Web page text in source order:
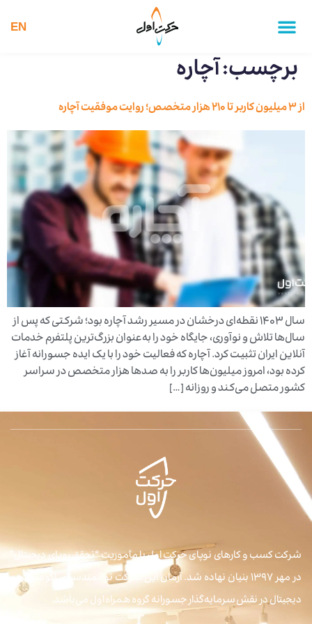
EN
برچسب:آچاره
از ۳ میلیون کاربر تا ۲۱۰ هزار متخصص؛ روایت موفقیت آچاره
سال ۱۴۰۳ نقطه‌ای درخشان در مسیر رشد آچاره بود؛ شرکتی که پس از
سال‌ها تلاش و نوآوری، جایگاه خود را به‌عنوان بزرگ‌ترین پلتفرم خدمات
آنلاین ایران تثبیت کرد. آچاره که فعالیت خود را با یک ایده جسورانه آغاز
کرده بود، امروز میلیون‌ها کاربر را به صدها هزار متخصص در سراسر
کشور متصل می‌کند و روزانه […]
شرکت کسب و کارهای نوپای حرکت اول با مأموریت “تحقق رویای دیجیتال”
در مهر ۱۳۹۷ بنیان نهاده شد. آرمان این شرکت توانمندسازی اکوسیستم
دیجیتال در نقش سرمایه‌گذار جسورانه گروه همراه اول می‌باشد.